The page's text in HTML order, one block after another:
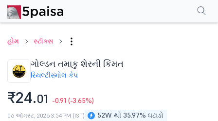
હોમ સ્ટૉક્સ
ગોલ્ડન તમાકુ શેરની કિંમત
રિયલ્ટીસ્મોલ કેપ
₹24.01 -0.91 (-3.65%)
52W થી 35.97% ઘટાડો
06 ઑગસ્ટ, 2026 3:54 PM (IST)
પરફોર્મન્સફાઇનાન્શિયલ્સ વધુ